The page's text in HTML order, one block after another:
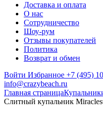
Доставка и оплата
О нас
Сотрудничество
Шоу-рум
Отзывы покупателей
Политика
Возврат и обмен
Войти Избранное +7 (495)
info@crazybeach.ru
Главная страница
Слитный купальник